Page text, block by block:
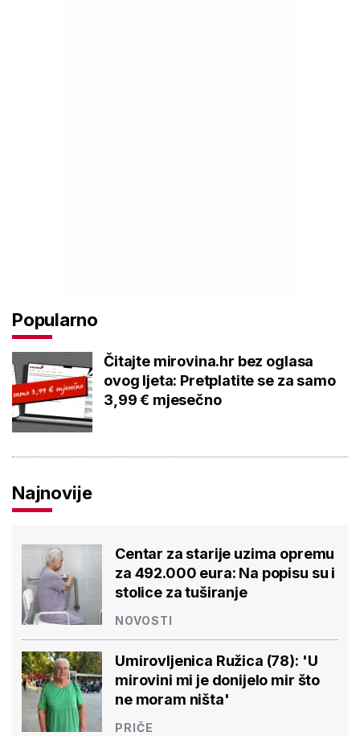
Popularno
Čitajte mirovina.hr bez oglasa
ovog ljeta: Pretplatite se za samo
3,99 € mjesečno
Najnovije
Centar za starije uzima opremu
za 492.000 eura: Na popisu su i
stolice za tuširanje
NOVOSTI
Umirovljenica Ružica (78): 'U
mirovini mi je donijelo mir što
ne moram ništa'
PRIČE